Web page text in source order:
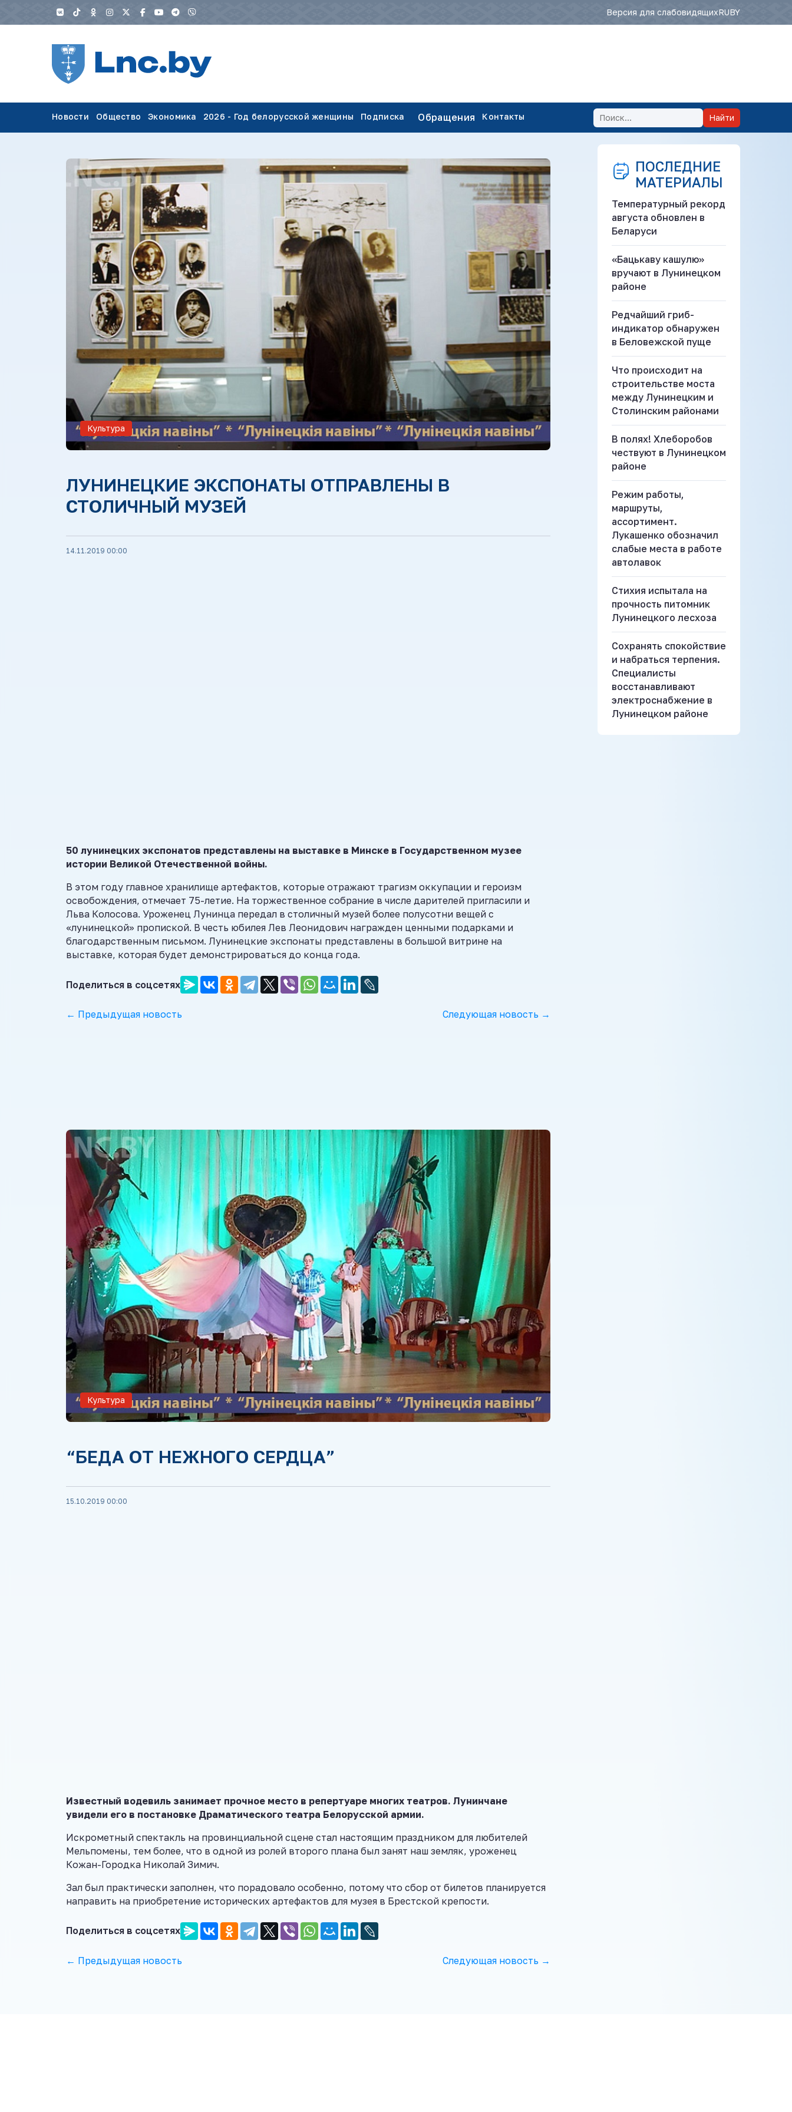
Версия для слабовидящихRUBY
Новости Общество Экономика 2026 - Год белорусской женщины Подписка Обращения Контакты Найти
Культура
ЛУНИНЕЦКИЕ ЭКСПОНАТЫ ОТПРАВЛЕНЫ В
СТОЛИЧНЫЙ МУЗЕЙ
14.11.2019 00:00
50 лунинецких экспонатов представлены на выставке в Минске в Государственном музее
истории Великой Отечественной войны.
В этом году главное хранилище артефактов, которые отражают трагизм оккупации и героизм
освобождения, отмечает 75-летие. На торжественное собрание в числе дарителей пригласили и
Льва Колосова. Уроженец Лунинца передал в столичный музей более полусотни вещей с
«лунинецкой» пропиской. В честь юбилея Лев Леонидович награжден ценными подарками и
благодарственным письмом. Лунинецкие экспонаты представлены в большой витрине на
выставке, которая будет демонстрироваться до конца года.
Поделиться в соцсетях
← Предыдущая новость Следующая новость →
Культура
“БЕДА ОТ НЕЖНОГО СЕРДЦА”
15.10.2019 00:00
Известный водевиль занимает прочное место в репертуаре многих театров. Лунинчане
увидели его в постановке Драматического театра Белорусской армии.
Искрометный спектакль на провинциальной сцене стал настоящим праздником для любителей
Мельпомены, тем более, что в одной из ролей второго плана был занят наш земляк, уроженец
Кожан-Городка Николай Зимич.
Зал был практически заполнен, что порадовало особенно, потому что сбор от билетов планируется
направить на приобретение исторических артефактов для музея в Брестской крепости.
Поделиться в соцсетях
← Предыдущая новость Следующая новость →
ПОСЛЕДНИЕ
МАТЕРИАЛЫ
Температурный рекорд
августа обновлен в
Беларуси
«Бацькаву кашулю»
вручают в Лунинецком
районе
Редчайший гриб-
индикатор обнаружен
в Беловежской пуще
Что происходит на
строительстве моста
между Лунинецким и
Столинским районами
В полях! Хлеборобов
чествуют в Лунинецком
районе
Режим работы,
маршруты,
ассортимент.
Лукашенко обозначил
слабые места в работе
автолавок
Стихия испытала на
прочность питомник
Лунинецкого лесхоза
Сохранять спокойствие
и набраться терпения.
Специалисты
восстанавливают
электроснабжение в
Лунинецком районе